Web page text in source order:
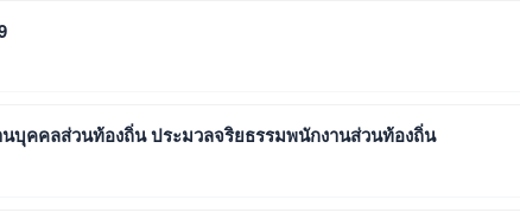
บุคคลส่วนท้องถิ่น ประมวลจริยธรรมพนักงานส่วนท้องถิ่น